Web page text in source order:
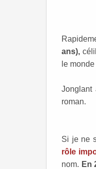
ans),
le
Jonglant
roman.
Si je ne
rôle
nom. En